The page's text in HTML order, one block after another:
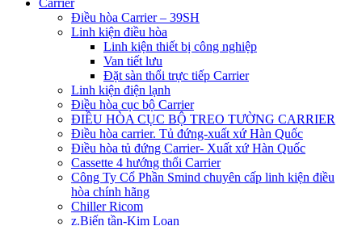
Carrier
Điều hòa Carrier – 39SH
Linh kiện điều hòa
Linh kiện thiết bị công nghiệp
Van tiết lưu
Đặt sàn thổi trực tiếp Carrier
Linh kiện điện lạnh
Điều hòa cục bộ Carrier
ĐIỀU HÒA CỤC BỘ TREO TƯỜNG CARRIER
Điều hòa carrier. Tủ đứng-xuất xứ Hàn Quốc
Điều hòa tủ đứng Carrier- Xuất xứ Hàn Quốc
Cassette 4 hướng thổi Carrier
Công Ty Cổ Phần Smind chuyên cấp linh kiện điều
hòa chính hãng
Chiller Ricom
z.Biến tần-Kim Loan